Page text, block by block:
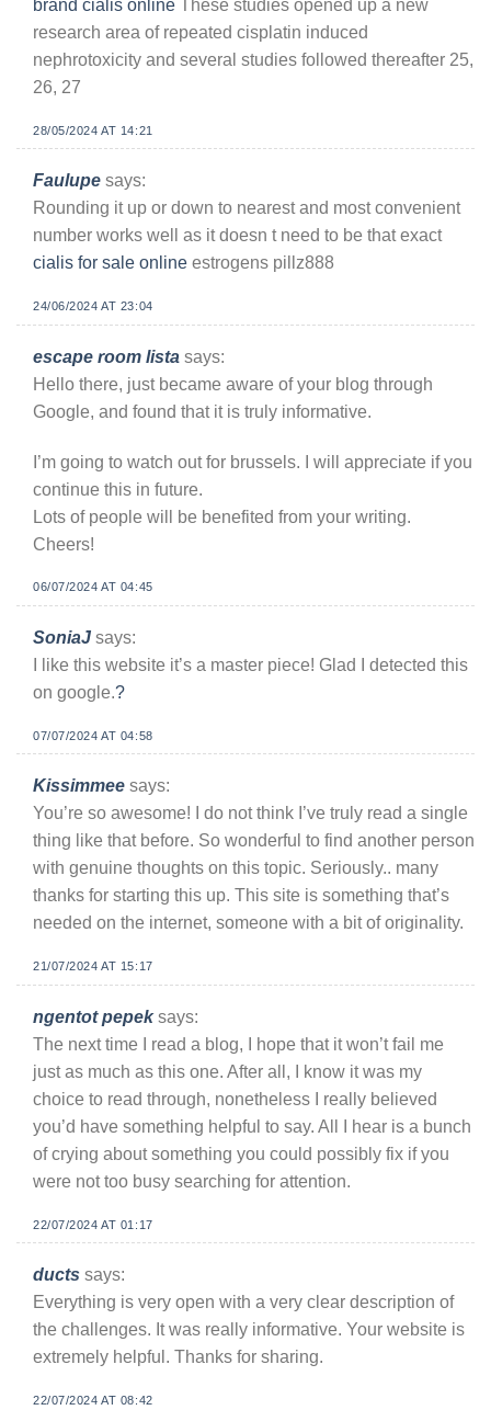
brand cialis online These studies opened up a new
research area of repeated cisplatin induced
nephrotoxicity and several studies followed thereafter 25,
26, 27
28/05/2024 AT 14:21
Faulupe says:
Rounding it up or down to nearest and most convenient
number works well as it doesn t need to be that exact
cialis for sale online estrogens pillz888
24/06/2024 AT 23:04
escape room lista says:
Hello there, just became aware of your blog through
Google, and found that it is truly informative.
I’m going to watch out for brussels. I will appreciate if you
continue this in future.
Lots of people will be benefited from your writing.
Cheers!
06/07/2024 AT 04:45
SoniaJ says:
I like this website it’s a master piece! Glad I detected this
on google.?
07/07/2024 AT 04:58
Kissimmee says:
You’re so awesome! I do not think I’ve truly read a single
thing like that before. So wonderful to find another person
with genuine thoughts on this topic. Seriously.. many
thanks for starting this up. This site is something that’s
needed on the internet, someone with a bit of originality.
21/07/2024 AT 15:17
ngentot pepek says:
The next time I read a blog, I hope that it won’t fail me
just as much as this one. After all, I know it was my
choice to read through, nonetheless I really believed
you’d have something helpful to say. All I hear is a bunch
of crying about something you could possibly fix if you
were not too busy searching for attention.
22/07/2024 AT 01:17
ducts says:
Everything is very open with a very clear description of
the challenges. It was really informative. Your website is
extremely helpful. Thanks for sharing.
22/07/2024 AT 08:42